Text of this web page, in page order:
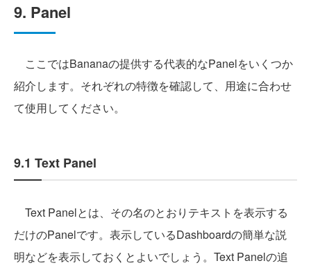
9. Panel
ここではBananaの提供する代表的なPanelをいくつか
紹介します。それぞれの特徴を確認して、用途に合わせ
て使用してください。
9.1 Text Panel
Text Panelとは、その名のとおりテキストを表示する
だけのPanelです。表示しているDashboardの簡単な説
明などを表示しておくとよいでしょう。Text Panelの追